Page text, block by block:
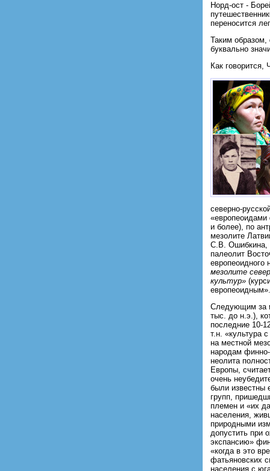
Норд-ост -
переносится
Таким образом,
буквально
Как
северно-
и более), по
мезолите
С.В. Ошибкина,
палеолит
европеоидного
мезолите
культур»
европеоидным».
Следующим за
тыс. до н.э.),
последние 10-
т.н. «культура
на местной
народам финно-
неолита
Европы,
очень
были известны
групп,
племен и «их
населения,
природными
допустить при
экспансию»
«когда в это
фатьяновских
населения с